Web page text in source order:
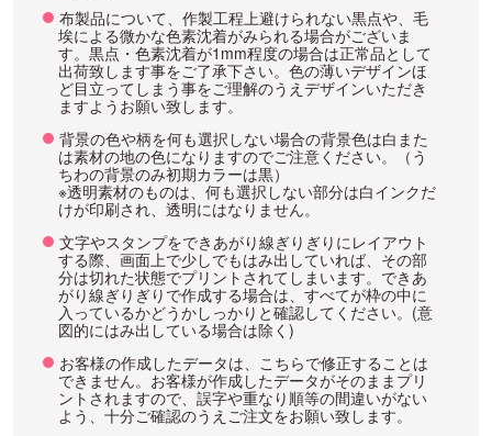
布製品について、作製工程上避けられない黒点や、毛
埃による微かな色素沈着がみられる場合がございま
す。黒点・色素沈着が1mm程度の場合は正常品として
出荷致します事をご了承下さい。色の薄いデザインほ
ど目立ってしまう事をご理解のうえデザインいただき
ますようお願い致します。
背景の色や柄を何も選択しない場合の背景色は白また
は素材の地の色になりますのでご注意ください。（う
ちわの背景のみ初期カラーは黒）
※透明素材のものは、何も選択しない部分は白インクだ
けが印刷され、透明にはなりません。
文字やスタンプをできあがり線ぎりぎりにレイアウト
する際、画面上で少しでもはみ出していれば、その部
分は切れた状態でプリントされてしまいます。できあ
がり線ぎりぎりで作成する場合は、すべてが枠の中に
入っているかどうかしっかりと確認してください。(意
図的にはみ出している場合は除く)
お客様の作成したデータは、こちらで修正することは
できません。お客様が作成したデータがそのままプリ
ントされますので、誤字や重なり順等の間違いがない
よう、十分ご確認のうえご注文をお願い致します。